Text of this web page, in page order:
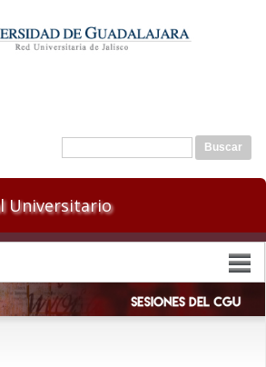
contenido
principal
Formulario de búsqueda
Buscar
Universitario